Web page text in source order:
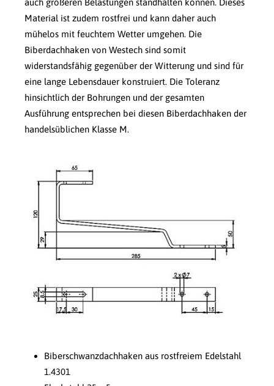
auch größeren Belastungen standhalten können. Dieses
Material ist zudem rostfrei und kann daher auch
mühelos mit feuchtem Wetter umgehen. Die
Biberdachhaken von Westech sind somit
widerstandsfähig gegenüber der Witterung und sind für
eine lange Lebensdauer konstruiert. Die Toleranz
hinsichtlich der Bohrungen und der gesamten
Ausführung entsprechen bei diesen Biberdachhaken der
handelsüblichen Klasse M.
Biberschwanzdachhaken aus rostfreiem Edelstahl
1.4301